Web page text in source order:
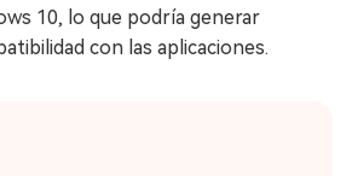
10, lo que podría generar
con las aplicaciones.